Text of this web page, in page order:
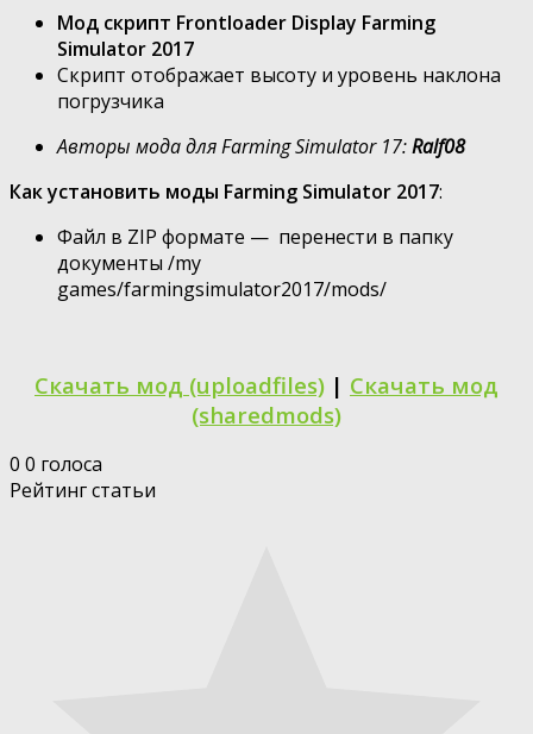
Мод скрипт Frontloader Display Farming
Simulator 2017
Скрипт отображает высоту и уровень наклона
погрузчика
Авторы мода для Farming Simulator 17:Ralf08
Как установить моды Farming Simulator 2017:
Файл в ZIP формате — перенести в папку
документы /my
games/farmingsimulator2017/mods/
Скачать мод (uploadfiles) | Скачать мод
(sharedmods)
0 0 голоса
Рейтинг статьи